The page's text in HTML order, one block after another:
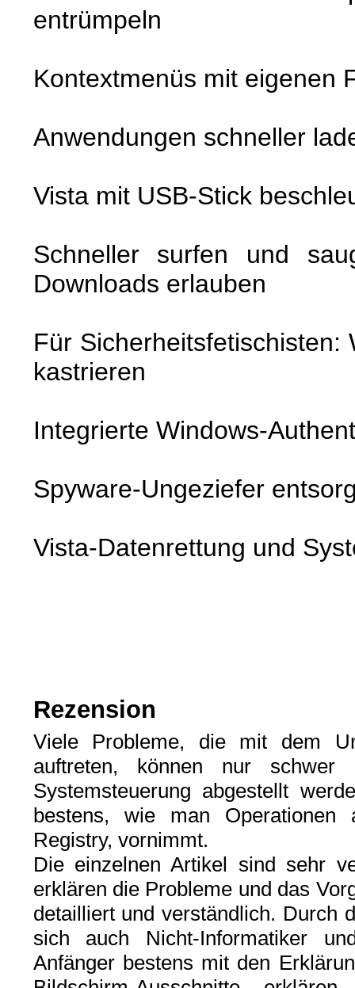
entrümpeln
Kontextmenüs mit eigenen
Anwendungen schneller
Vista mit USB-Stick
Schneller surfen und
Downloads erlauben
Für Sicherheitsfetischisten:
kastrieren
Integrierte Windows-
Spyware-Ungeziefer
Vista-Datenrettung und
Rezension
Viele Probleme, die mit dem
auftreten, können nur
Systemsteuerung abgestellt
bestens, wie man Operationen
Registry, vornimmt.
Die einzelnen Artikel sind sehr
erklären die Probleme und das
detailliert und verständlich. Durch
sich auch Nicht-Informatiker
Anfänger bestens mit den